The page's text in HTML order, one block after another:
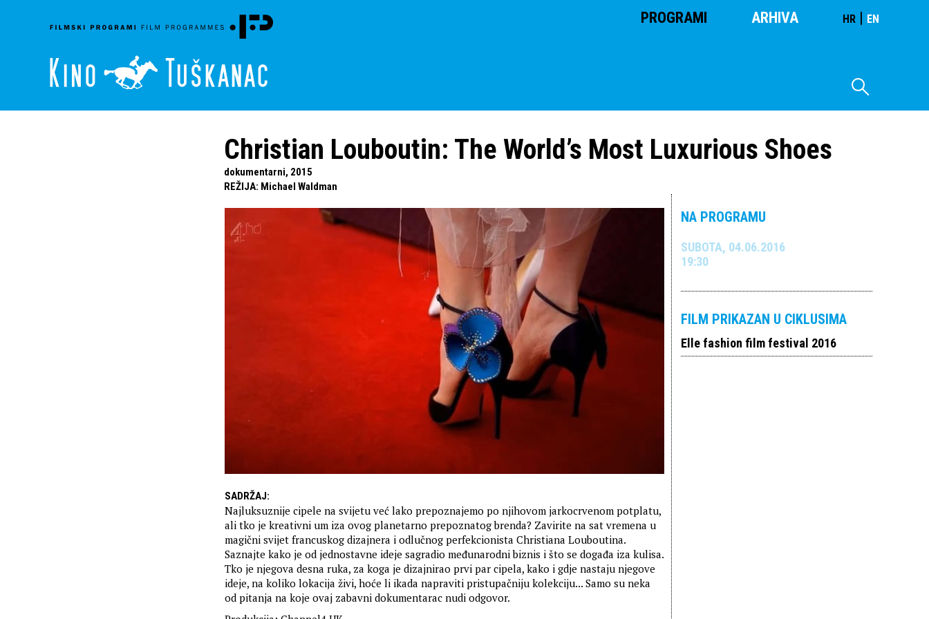
PROGRAMI ARHIVA HR | EN
Christian Louboutin: The World’s Most Luxurious Shoes
dokumentarni, 2015
REŽIJA: Michael Waldman
SADRŽAJ:
Najluksuznije cipele na svijetu već lako prepoznajemo po njihovom jarkocrvenom potplatu,
ali tko je kreativni um iza ovog planetarno prepoznatog brenda? Zavirite na sat vremena u
magični svijet francuskog dizajnera i odlučnog perfekcionista Christiana Louboutina.
Saznajte kako je od jednostavne ideje sagradio međunarodni biznis i što se događa iza kulisa.
Tko je njegova desna ruka, za koga je dizajnirao prvi par cipela, kako i gdje nastaju njegove
ideje, na koliko lokacija živi, hoće li ikada napraviti pristupačniju kolekciju... Samo su neka
od pitanja na koje ovaj zabavni dokumentarac nudi odgovor.
NA PROGRAMU
SUBOTA, 04.06.2016
19:30
FILM PRIKAZAN U CIKLUSIMA
Elle fashion film festival 2016